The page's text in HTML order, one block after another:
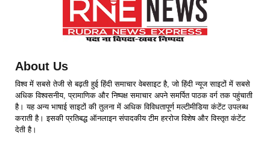
About Us
विश्व में सबसे तेजी से बढ़ती हुई हिंदी समाचार वेबसाइट है, जो हिंदी न्यूज साइटों में सबसे
अधिक विश्वसनीय, प्रामाणिक और निष्पक्ष समाचार अपने समर्पित पाठक वर्ग तक पहुंचाती
है। यह अन्य भाषाई साइटों की तुलना में अधिक विविधतापूर्ण मल्टीमीडिया कंटेंट उपलब्ध
कराती है। इसकी प्रतिबद्ध ऑनलाइन संपादकीय टीम हररोज विशेष और विस्तृत कंटेंट
देती है।